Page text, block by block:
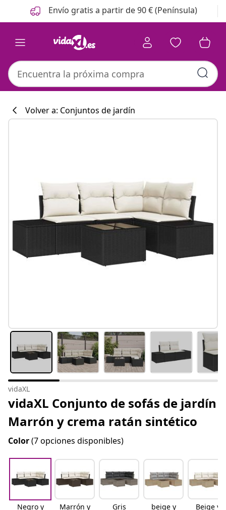
Anterior
Siguiente Envío gratis a partir de 90 € (Península)
#sharemevidaxl
Volver a: Conjuntos de jardín
vidaXL
vidaXL Conjunto de sofás de jardín
Marrón y crema ratán sintético
Color(7 opciones disponibles)
Negro y Marrón y Gris
beige y
Beige y